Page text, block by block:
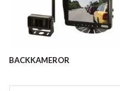
BACKKAMEROR